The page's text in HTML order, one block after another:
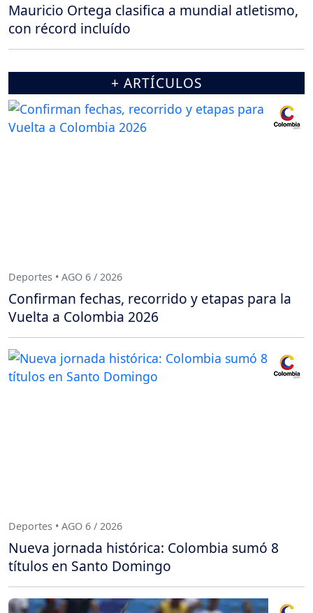
Mauricio Ortega clasifica a mundial atletismo,
con récord incluído
+ ARTÍCULOS
Deportes • AGO 6 / 2026
Confirman fechas, recorrido y etapas para la
Vuelta a Colombia 2026
Deportes • AGO 6 / 2026
Nueva jornada histórica: Colombia sumó 8
títulos en Santo Domingo